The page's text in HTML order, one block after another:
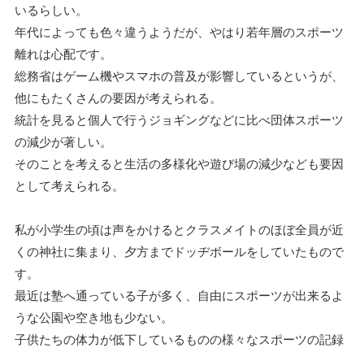
いるらしい。
年代によっても色々違うようだが、やはり若年層のスポーツ
離れは心配です。
総務省はゲーム機やスマホの普及が影響しているというが、
他にもたくさんの要因が考えられる。
統計を見ると個人で行うジョギングなどに比べ団体スポーツ
の減少が著しい。
そのことを考えると生活の多様化や遊び場の減少なども要因
として考えられる。
私が小学生の頃は声をかけるとクラスメイトのほぼ全員が近
くの神社に集まり、夕方までドッヂボールをしていたもので
す。
最近は塾へ通っている子が多く、自由にスポーツが出来るよ
うな公園や空き地も少ない。
子供たちの体力が低下しているものの様々なスポーツの記録